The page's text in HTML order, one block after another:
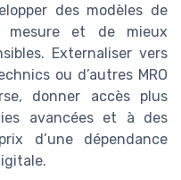
des modèles de
mesure et de mieux
Externaliser vers
ou d’autres MRO
donner accès plus
avancées et à des
d’une dépendance